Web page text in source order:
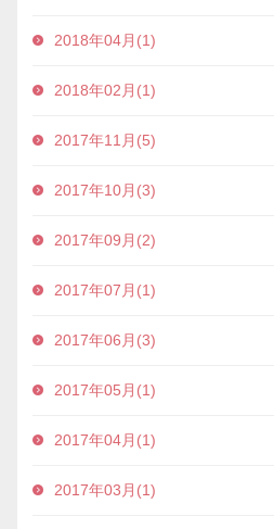
2018年04月(1)
2018年02月(1)
2017年11月(5)
2017年10月(3)
2017年09月(2)
2017年07月(1)
2017年06月(3)
2017年05月(1)
2017年04月(1)
2017年03月(1)